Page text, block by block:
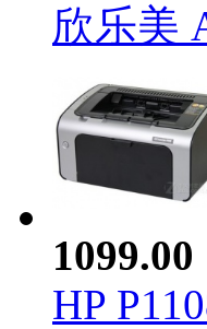
欣乐美
1099.00
HP